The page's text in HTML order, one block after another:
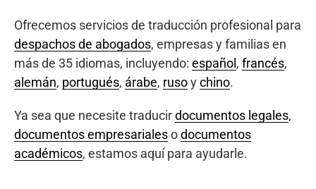
Ofrecemos servicios de traducción profesional para
despachos de abogados, empresas y familias en
más de 35 idiomas, incluyendo: español , francés,
alemán, portugués, árabe, rusoychino.
Ya sea que necesite traducirdocumentos legales,
documentos empresarialesodocumentos
académicos, estamos aquí para ayudarle.